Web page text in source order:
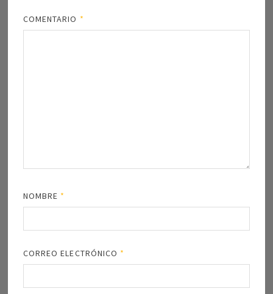
COMENTARIO *
NOMBRE *
CORREO ELECTRÓNICO *